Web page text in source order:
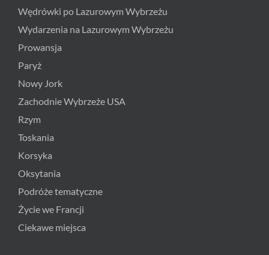
Wędrówki po Lazurowym Wybrzeżu
Wydarzenia na Lazurowym Wybrzeżu
Prowansja
Paryż
Nowy Jork
Zachodnie Wybrzeże USA
Rzym
Toskania
Korsyka
Oksytania
Podróże tematyczne
Życie we Francji
Ciekawe miejsca